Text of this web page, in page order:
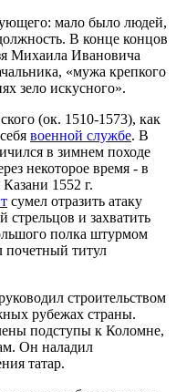
мало было людей,
В конце концов
Михаила Ивановича
«мужа крепкого
зело искусного».
(ок. 1510-1573), как
военной службе. В
в зимнем походе
некоторое время - в
1552 г.
сумел отразить атаку
стрельцов и захватить
полка штурмом
почетный титул
строительством
рубежах страны.
подступы к Коломне,
Он наладил
татар.